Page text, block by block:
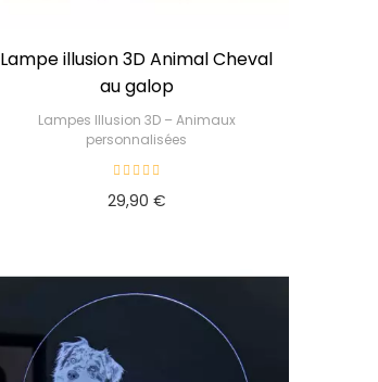
Lampe illusion 3D Animal Cheval
au galop
Lampes Illusion 3D – Animaux
personnalisées
29,90 €